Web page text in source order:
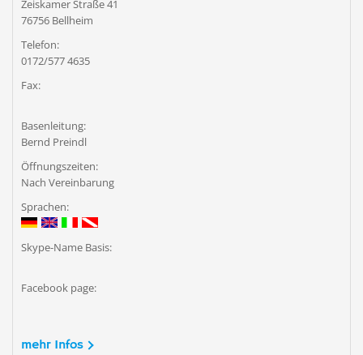
Zeiskamer Straße 41
76756 Bellheim
Telefon:
0172/577 4635
Fax:
Basenleitung:
Bernd Preindl
Öffnungszeiten:
Nach Vereinbarung
Sprachen:
Skype-Name Basis:
Facebook page:
mehr Infos